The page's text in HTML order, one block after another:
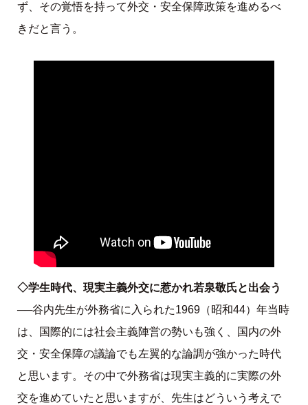
ず、その覚悟を持って外交・安全保障政策を進めるべ
きだと言う。
◇学生時代、現実主義外交に惹かれ若泉敬氏と出会う
──谷内先生が外務省に入られた1969（昭和44）年当時
は、国際的には社会主義陣営の勢いも強く、国内の外
交・安全保障の議論でも左翼的な論調が強かった時代
と思います。その中で外務省は現実主義的に実際の外
交を進めていたと思いますが、先生はどういう考えで